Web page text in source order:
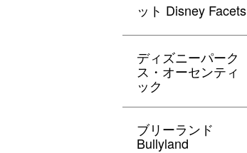
ット Disney Facets
ディズニーパーク
ス・オーセンティ
ック
ブリーランド
Bullyland